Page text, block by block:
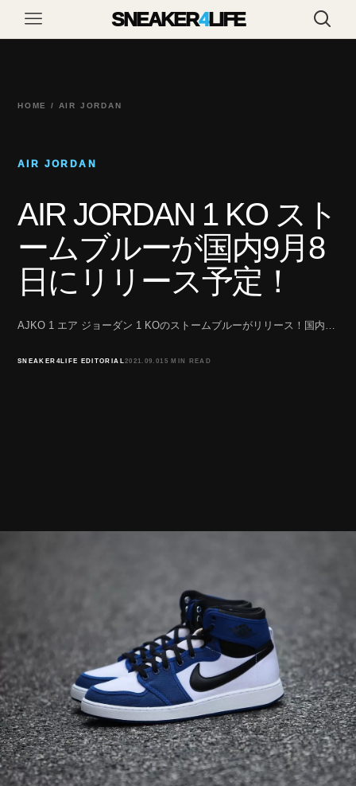
SNEAKER4LIFE
HOME / AIR JORDAN
AIR JORDAN
AIR JORDAN 1 KO スト
ームブルーが国内9月8
日にリリース予定！
AJKO 1 エア ジョーダン 1 KOのストームブルーがリリース！国内…
SNEAKER4LIFE EDITORIAL2021.09.01 5 MIN READ